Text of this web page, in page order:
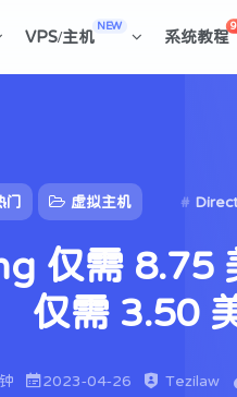
门 虚拟主机
仅需
仅需 3.50
2023-04-26 Tezilaw
VPS/主机
NEW
系统教程